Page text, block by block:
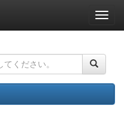
ナ
ビ
ー
ョ
ン